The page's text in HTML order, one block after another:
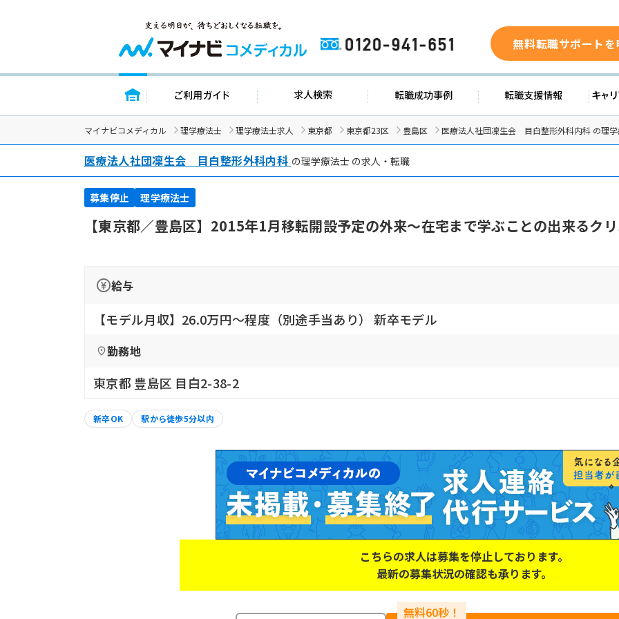
0120-941-651 無料転職サポート
トップページ ご利用ガイド 求人検索 転職成功事例 転職支
マイナビコメディカル 理学療法士 理学療法士求人 東京都 東京都23区 豊島区 医療法人社団凜生会 目白整形外科内科 の理
医療法人社団凜生会 目白整形外科内科 の理学療法士 の求人・転職
募集停止 理学療法士
【東京都／豊島区】2015年1月移転開設予定の外来～在宅まで学ぶことの出来るク
給与
【モデル月収】26.0万円〜程度（別途手当あり） 新卒モデル
勤務地
東京都 豊島区 目白2-38-2
新卒OK 駅から徒歩5分以内
こちらの求人は募集を停止しております。
最新の募集状況の確認も承ります。